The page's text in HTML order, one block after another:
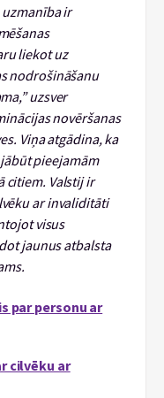
ir
liekot uz
nodrošināšanu
uzsver
novēršanas
Viņa atgādina, ka
pieejamām
citiem. Valstij ir
ar invaliditāti
visus
jaunus atbalsta
par personu ar
cilvēku ar